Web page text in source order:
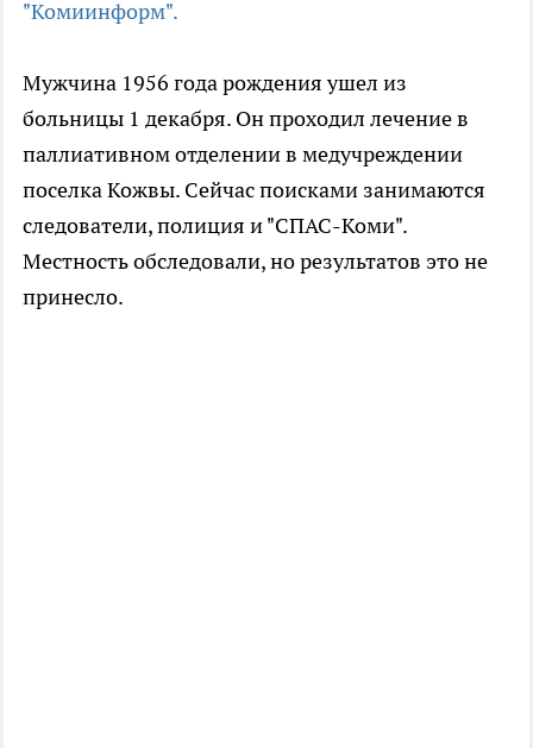
"Комиинформ".
Мужчина 1956 года рождения ушел из
больницы 1 декабря. Он проходил лечение в
паллиативном отделении в медучреждении
поселка Кожвы. Сейчас поисками занимаются
следователи, полиция и "СПАС-Коми".
Местность обследовали, но результатов это не
принесло.